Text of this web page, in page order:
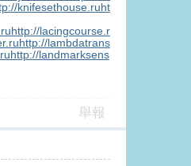
knifesethouse.ruht
http://lacingcourse.r
http://lambdatrans
http://landmarksens
舉報